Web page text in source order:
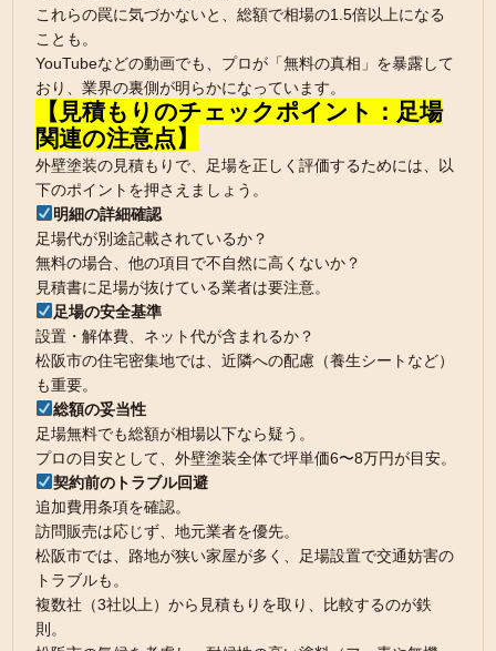
これらの罠に気づかないと、総額で相場の1.5倍以上になる
ことも。
YouTubeなどの動画でも、プロが「無料の真相」を暴露して
おり、業界の裏側が明らかになっています。
【見積もりのチェックポイント：足場
関連の注意点】
外壁塗装の見積もりで、足場を正しく評価するためには、以
下のポイントを押さえましょう。
明細の詳細確認
足場代が別途記載されているか？
無料の場合、他の項目で不自然に高くないか？
見積書に足場が抜けている業者は要注意。
足場の安全基準
設置・解体費、ネット代が含まれるか？
松阪市の住宅密集地では、近隣への配慮（養生シートなど）
も重要。
総額の妥当性
足場無料でも総額が相場以下なら疑う。
プロの目安として、外壁塗装全体で坪単価6〜8万円が目安。
契約前のトラブル回避
追加費用条項を確認。
訪問販売は応じず、地元業者を優先。
松阪市では、路地が狭い家屋が多く、足場設置で交通妨害の
トラブルも。
複数社（3社以上）から見積もりを取り、比較するのが鉄
則。